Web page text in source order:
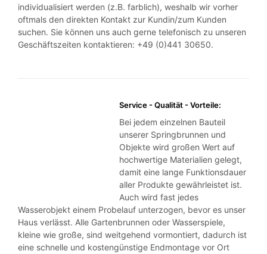
individualisiert werden (z.B. farblich), weshalb wir vorher
oftmals den direkten Kontakt zur Kundin/zum Kunden
suchen. Sie können uns auch gerne telefonisch zu unseren
Geschäftszeiten kontaktieren: +49 (0)441 30650.
Service - Qualität - Vorteile:
Bei jedem einzelnen Bauteil
unserer Springbrunnen und
Objekte wird großen Wert auf
hochwertige Materialien gelegt,
damit eine lange Funktionsdauer
aller Produkte gewährleistet ist.
Auch wird fast jedes
Wasserobjekt einem Probelauf unterzogen, bevor es unser
Haus verlässt. Alle Gartenbrunnen oder Wasserspiele,
kleine wie große, sind weitgehend vormontiert, dadurch ist
eine schnelle und kostengünstige Endmontage vor Ort